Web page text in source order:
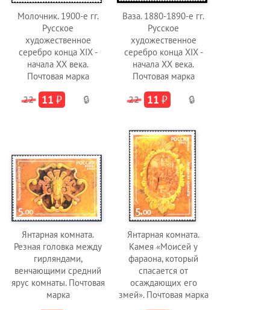
Молочник. 1900-е гг.
Русское
художественное
серебро конца XIX -
начала XX века.
Почтовая марка
22 11 ₽ 🔒
Ваза. 1880-1890-е гг.
Русское
художественное
серебро конца XIX -
начала XX века.
Почтовая марка
22 11 ₽ 🔒
Янтарная комната.
Резная головка между
гирляндами,
венчающими средний
ярус комнаты. Почтовая
марка
Янтарная комната.
Камея «Моисей у
фараона, который
спасается от
осаждающих его
змей». Почтовая марка